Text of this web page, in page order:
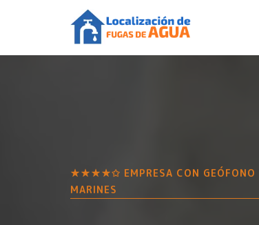
★★★★✩ EMPRESA CON GEÓFONO
MARINES